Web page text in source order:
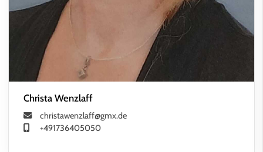
Christa Wenzlaff
christawenzlaff@gmx.de
+491736405050